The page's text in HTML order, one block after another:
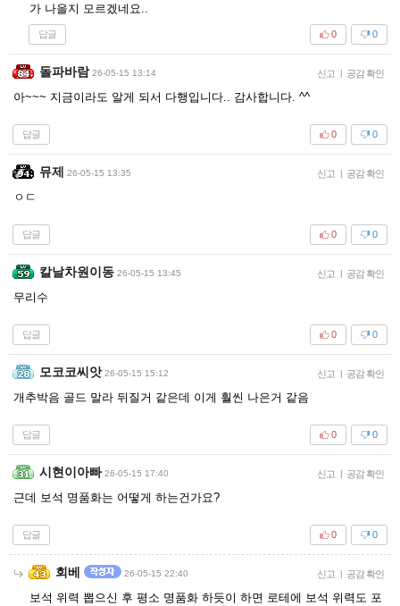
가 나을지 모르겠네요..
답글 0
0
돌파바람 26-05-15 13:14 신고 | 공감 확인
아~~~ 지금이라도 알게 되서 다행입니다.. 감사합니다. ^^
답글 0
0
뮤제 26-05-15 13:35 신고 | 공감 확인
ㅇㄷ
답글 0
0
칼날차원이동 26-05-15 13:45 신고 | 공감 확인
무리수
답글 0
0
모코코씨앗 26-05-15 15:12 신고 | 공감 확인
개추박음 골드 말라 뒤질거 같은데 이게 훨씬 나은거 같음
답글 0
0
시현이아빠 26-05-15 17:40 신고 | 공감 확인
근데 보석 명품화는 어떻게 하는건가요?
답글 0
0
회베 26-05-15 22:40 신고 | 공감 확인
보석 위력 뽑으신 후 평소 명품화 하듯이 하면 로테에 보석 위력도 포